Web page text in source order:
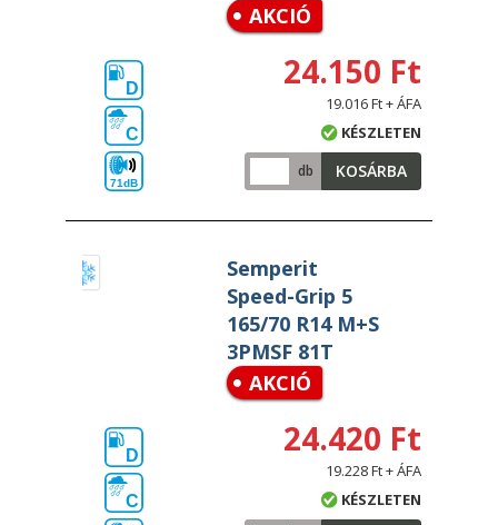
AKCIÓ
D
C
71dB
24.150 Ft
19.016 Ft + ÁFA
KÉSZLETEN
db KOSÁRBA
Semperit
Speed-Grip 5
165/70 R14 M+S
3PMSF 81T
AKCIÓ
D
C
24.420 Ft
19.228 Ft + ÁFA
KÉSZLETEN